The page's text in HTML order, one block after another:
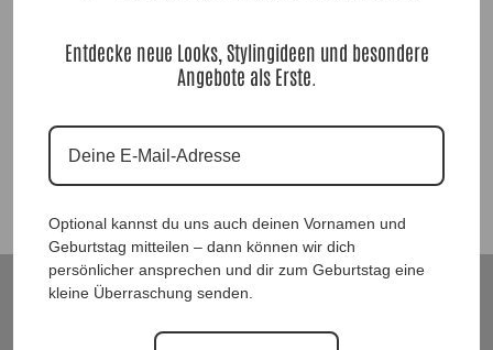
Kommentar absenden
angemeldetsein, um einen Kommentar
Suchen
ModeWelt Manu* Kainer, Kusmanekstrasse 22, 8280 Fürstenfeld
Versand und Rückgabe
Entdecke neue Looks, Stylingideen und besondere
Angebote als Erste.
Optional kannst du uns auch deinen Vornamen und
Geburtstag mitteilen – dann können wir dich
persönlicher ansprechen und dir zum Geburtstag eine
kleine Überraschung senden.